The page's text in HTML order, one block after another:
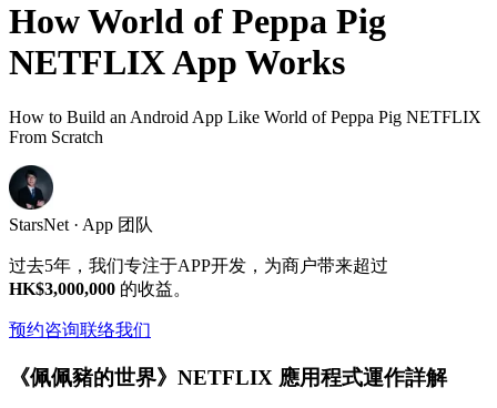
How World of Peppa Pig
NETFLIX App Works
How to Build an Android App Like World of Peppa Pig NETFLIX
From Scratch
StarsNet · App 团队
过去5年，我们专注于APP开发，为商户带来超过
HK$3,000,000 的收益。
预约咨询联络我们
《佩佩豬的世界》NETFLIX 應用程式運作詳解